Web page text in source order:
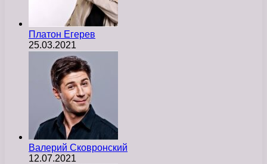
Платон Егерев
25.03.2021
Валерий Сковронский
12.07.2021